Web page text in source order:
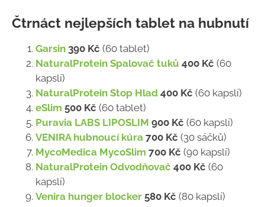
Čtrnáct nejlepších tablet na hubnutí
Garsin 390 Kč (60 tablet)
NaturalProtein Spalovač tuků 400 Kč (60
kapslí)
NaturalProtein Stop Hlad 400 Kč (60 kapslí)
eSlim 500 Kč (60 tablet)
Puravia LABS LIPOSLIM 900 Kč (60 kapslí)
VENIRA hubnoucí kúra 700 Kč (30 sáčků)
MycoMedica MycoSlim 700 Kč (90 kapslí)
NaturalProtein Odvodňovač 400 Kč (60
kapslí)
Venira hunger blocker 580 Kč (80 kapslí)